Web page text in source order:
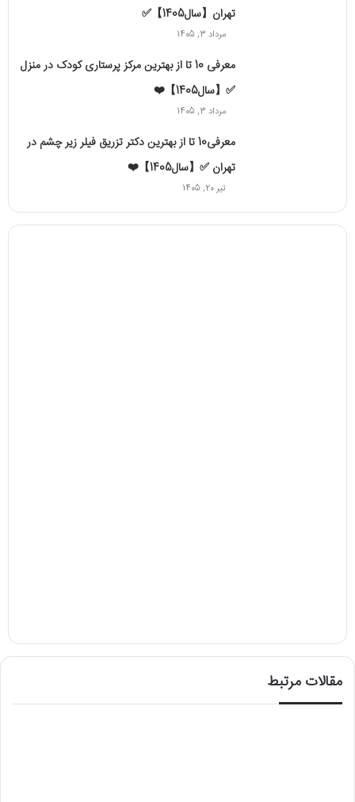
تهران【سال1405】✅
مرداد 3, 1405
معرفی 10 تا از بهترین مرکز پرستاری کودک در منزل
✅【سال1405】❤️
مرداد 3, 1405
معرفی10 تا از بهترین دکتر تزریق فیلر زیر چشم در
تهران ✅【سال1405】❤️
تیر 20, 1405
مقالات مرتبط